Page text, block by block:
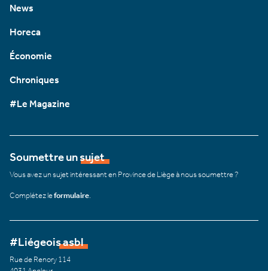
News
Horeca
Économie
Chroniques
#Le Magazine
Soumettre un sujet
Vous avez un sujet intéressant en Province de Liège à nous soumettre ?
Complétez leformulaire
#Liégeois asbl
Rue de Renory 114